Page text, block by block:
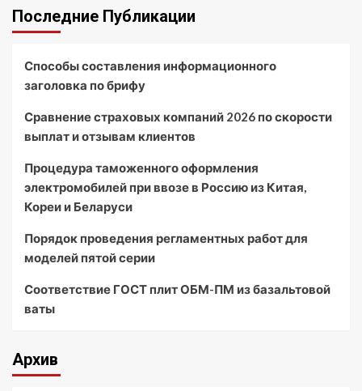
Последние Публикации
Способы составления информационного
заголовка по брифу
Сравнение страховых компаний 2026 по скорости
выплат и отзывам клиентов
Процедура таможенного оформления
электромобилей при ввозе в Россию из Китая,
Кореи и Беларуси
Порядок проведения регламентных работ для
моделей пятой серии
Соответствие ГОСТ плит ОБМ-ПМ из базальтовой
ваты
Архив